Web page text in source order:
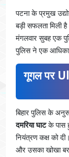
पटना के प्रमुख
बड़ी सफलता मिली
मंगलवार सुबह एक
पुलिस ने एक
गूगल पर
बिहार पुलिस के
दमरिया घाटके पास
नियंत्रण कक्ष को
और उसका खोखा